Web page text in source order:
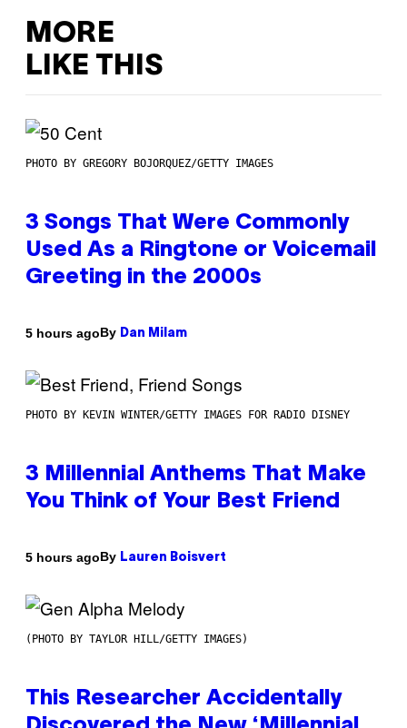
MORE
LIKE THIS
PHOTO BY GREGORY BOJORQUEZ/GETTY IMAGES
3 Songs That Were Commonly
Used As a Ringtone or Voicemail
Greeting in the 2000s
5 hours agoBy Dan Milam
PHOTO BY KEVIN WINTER/GETTY IMAGES FOR RADIO DISNEY
3 Millennial Anthems That Make
You Think of Your Best Friend
5 hours agoBy Lauren Boisvert
(PHOTO BY TAYLOR HILL/GETTY IMAGES)
This Researcher Accidentally